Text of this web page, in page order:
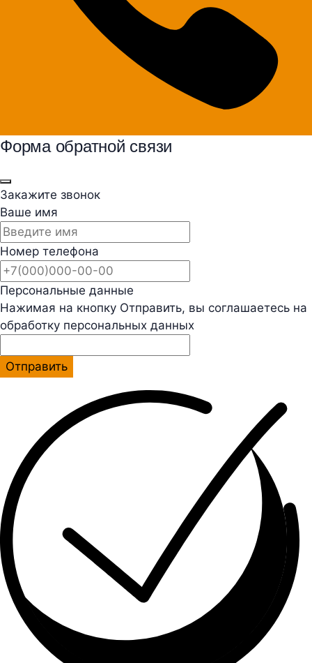
Форма обратной связи
Закажите звонок
Ваше имя
Номер телефона
Персональные данные
Нажимая на кнопку Отправить, вы соглашаетесь на
обработку персональных данных
Отправить